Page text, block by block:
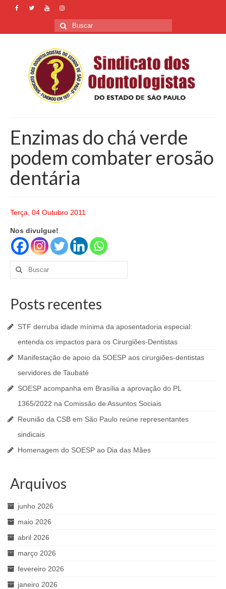
Buscar
por:
Enzimas do chá verde
podem combater erosão
dentária
Terça, 04 Outubro 2011
Nos divulgue!
Buscar
por:
Posts recentes
STF derruba idade mínima da aposentadoria especial:
entenda os impactos para os Cirurgiões-Dentistas
Manifestação de apoio da SOESP aos cirurgiões-dentistas
servidores de Taubaté
SOESP acompanha em Brasília a aprovação do PL
1365/2022 na Comissão de Assuntos Sociais
Reunião da CSB em São Paulo reúne representantes
sindicais
Homenagem do SOESP ao Dia das Mães
Arquivos
junho 2026
maio 2026
abril 2026
março 2026
fevereiro 2026
janeiro 2026